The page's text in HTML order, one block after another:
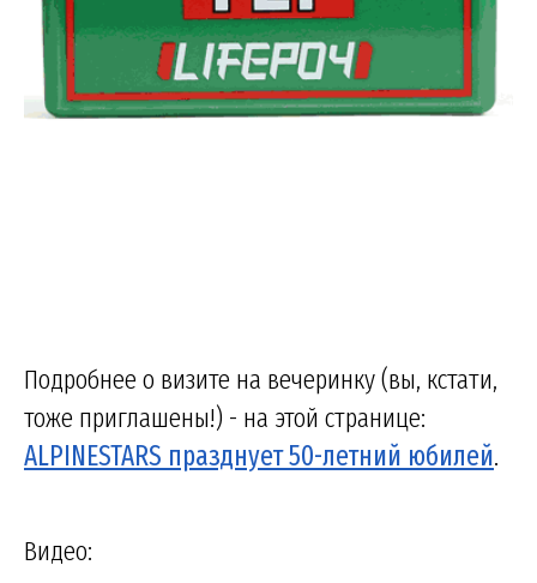
Подробнее о визите на вечеринку (вы, кстати,
тоже приглашены!) - на этой странице:
ALPINESTARS празднует 50-летний юбилей.
Видео: